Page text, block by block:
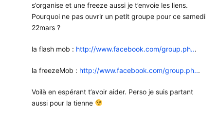
s’organise et une freeze aussi je t’envoie les liens.
Pourquoi ne pas ouvrir un petit groupe pour ce samedi
22mars ?
la flash mob : http://www.facebook.com/group.ph...
la freezeMob : http://www.facebook.com/group.ph...
Voilà en espérant t’avoir aider. Perso je suis partant
aussi pour la tienne